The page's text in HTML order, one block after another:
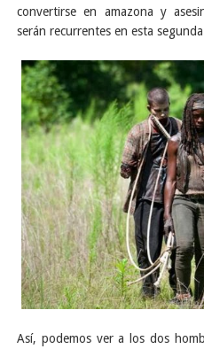
convertirse en amazona y
serán recurrentes en esta
Así, podemos ver a los dos